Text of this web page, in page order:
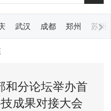
武汉 成都 郑州 苏州
和分论坛举办首
成果对接大会